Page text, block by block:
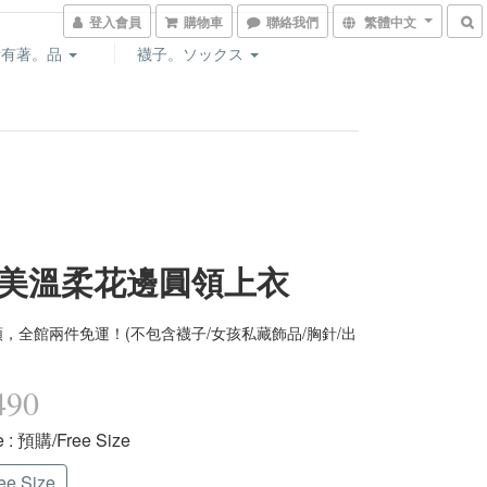
登入會員 購物車 聯絡我們 繁體中文
著。品
襪子。ソックス
溫柔花邊圓領上衣
全館兩件免運！(不包含襪子/女孩私藏飾品/胸針/出
: 預購/Free Size